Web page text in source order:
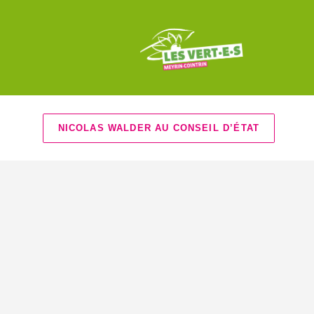
NICOLAS WALDER AU CONSEIL D’ÉTAT